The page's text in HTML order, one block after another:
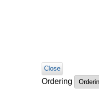
Close
Ordering